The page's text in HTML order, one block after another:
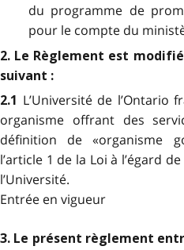
du programme de
pour le compte du
2. Le Règlement est
suivant :
2.1 L’Université de l’Ontario
organisme offrant des
définition de «organisme
l’article 1 de la Loi à l’égard
l’Université.
Entrée en vigueur
3. Le présent règlement